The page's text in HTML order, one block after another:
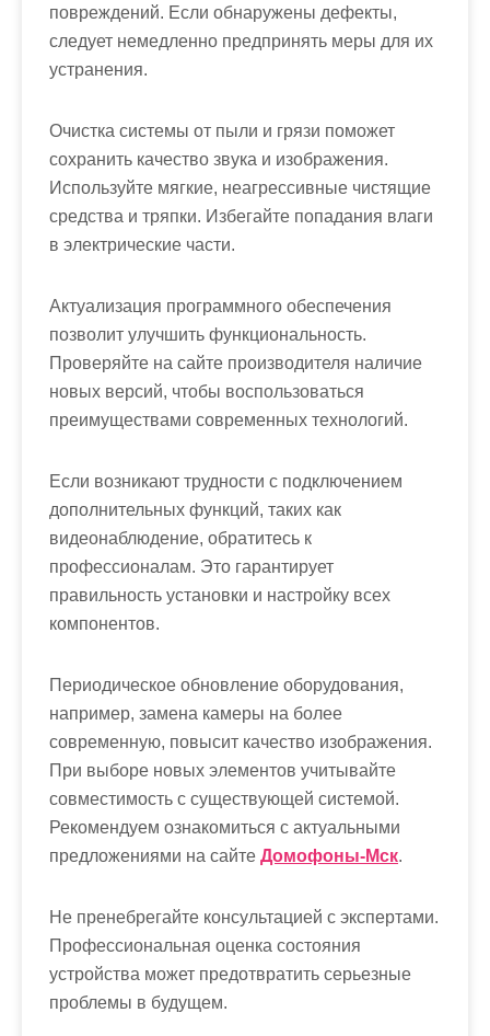
повреждений. Если обнаружены дефекты,
следует немедленно предпринять меры для их
устранения.
Очистка системы от пыли и грязи поможет
сохранить качество звука и изображения.
Используйте мягкие, неагрессивные чистящие
средства и тряпки. Избегайте попадания влаги
в электрические части.
Актуализация программного обеспечения
позволит улучшить функциональность.
Проверяйте на сайте производителя наличие
новых версий, чтобы воспользоваться
преимуществами современных технологий.
Если возникают трудности с подключением
дополнительных функций, таких как
видеонаблюдение, обратитесь к
профессионалам. Это гарантирует
правильность установки и настройку всех
компонентов.
Периодическое обновление оборудования,
например, замена камеры на более
современную, повысит качество изображения.
При выборе новых элементов учитывайте
совместимость с существующей системой.
Рекомендуем ознакомиться с актуальными
предложениями на сайте Домофоны-Мск.
Не пренебрегайте консультацией с экспертами.
Профессиональная оценка состояния
устройства может предотвратить серьезные
проблемы в будущем.